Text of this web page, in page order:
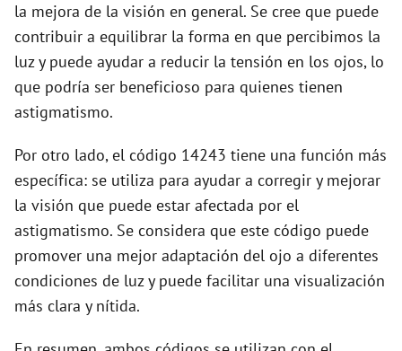
la mejora de la visión en general. Se cree que puede
contribuir a equilibrar la forma en que percibimos la
luz y puede ayudar a reducir la tensión en los ojos, lo
que podría ser beneficioso para quienes tienen
astigmatismo.
Por otro lado, el código 14243 tiene una función más
específica: se utiliza para ayudar a corregir y mejorar
la visión que puede estar afectada por el
astigmatismo. Se considera que este código puede
promover una mejor adaptación del ojo a diferentes
condiciones de luz y puede facilitar una visualización
más clara y nítida.